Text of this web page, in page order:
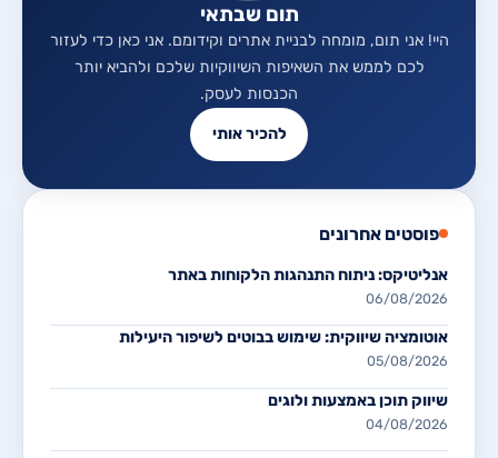
תום שבתאי
היי! אני תום, מומחה לבניית אתרים וקידומם. אני כאן כדי לעזור
לכם לממש את השאיפות השיווקיות שלכם ולהביא יותר
הכנסות לעסק.
להכיר אותי
פוסטים אחרונים
אנליטיקס: ניתוח התנהגות הלקוחות באתר
06/08/2026
אוטומציה שיווקית: שימוש בבוטים לשיפור היעילות
05/08/2026
שיווק תוכן באמצעות ולוגים
04/08/2026